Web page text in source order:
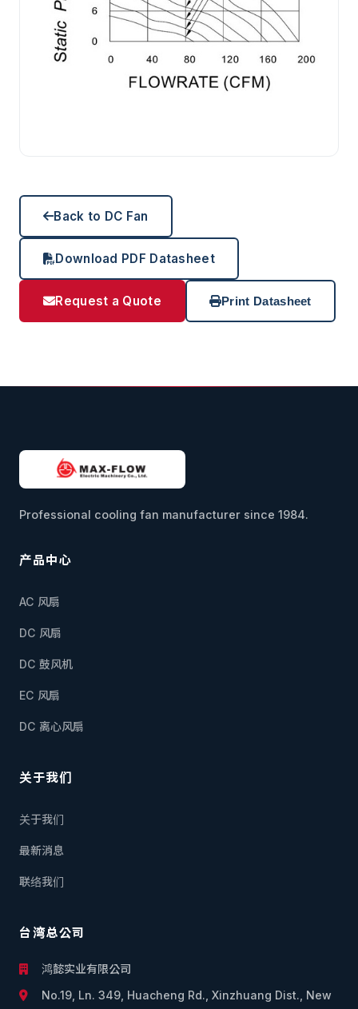
Back to DC Fan
Download PDF Datasheet
Request a Quote Print Datasheet
Professional cooling fan manufacturer since 1984.
产品中心
AC 风扇
DC 风扇
DC 鼓风机
EC 风扇
DC 离心风扇
关于我们
关于我们
最新消息
联络我们
台湾总公司
鸿懿实业有限公司
No.19, Ln. 349, Huacheng Rd., Xinzhuang Dist., New